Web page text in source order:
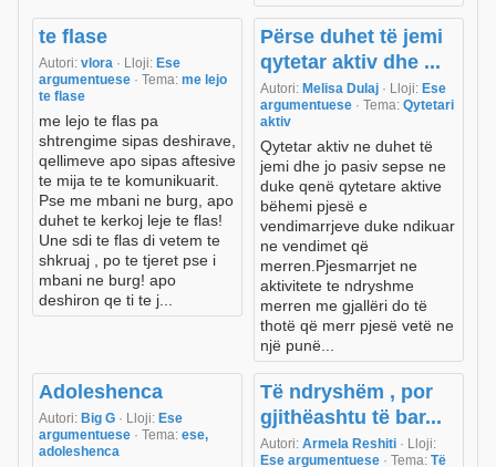
te flase
Autori: vlora · Lloji: Ese
argumentuese · Tema: me lejo
te flase
me lejo te flas pa
shtrengime sipas deshirave,
qellimeve apo sipas aftesive
te mija te te komunikuarit.
Pse me mbani ne burg, apo
duhet te kerkoj leje te flas!
Une sdi te flas di vetem te
shkruaj , po te tjeret pse i
mbani ne burg! apo
deshiron qe ti te j...
Përse duhet të jemi
qytetar aktiv dhe ...
Autori: Melisa Dulaj · Lloji: Ese
argumentuese · Tema: Qytetari
aktiv
Qytetar aktiv ne duhet të
jemi dhe jo pasiv sepse ne
duke qenë qytetare aktive
bëhemi pjesë e
vendimarrjeve duke ndikuar
ne vendimet që
merren.Pjesmarrjet ne
aktivitete te ndryshme
merren me gjallëri do të
thotë që merr pjesë vetë ne
një punë...
Adoleshenca
Autori: Big G · Lloji: Ese
argumentuese · Tema: ese,
adoleshenca
Të ndryshëm , por
gjithëashtu të bar...
Autori: Armela Reshiti · Lloji:
Ese argumentuese · Tema: Të